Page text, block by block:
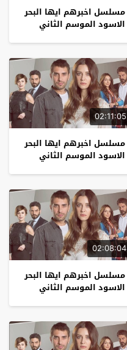
مسلسل اخبرهم ايها البحر
الاسود الموسم الثاني
02:11:05
مسلسل اخبرهم ايها البحر
الاسود الموسم الثاني
02:08:04
مسلسل اخبرهم ايها البحر
الاسود الموسم الثاني